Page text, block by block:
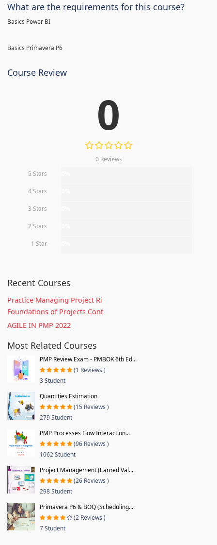
What are the requirements for this course?
Basics Power BI
Basics Primavera P6
Course Review
0
0 Reviews
5 Stars
4 Stars
3 Stars
2 Stars
1 Star
Recent Courses
Practice Managing Project Ri
Foundations of Projects Cont
AGILE IN PMP 2022
Most Related Courses
PMP Review Exam - PMBOK 6th Ed...
(1 Reviews )
3 Student
Quantities Estimation
(15 Reviews )
279 Student
PMP Processes Flow Interaction...
(96 Reviews )
1062 Student
Project Management (Earned Val...
(26 Reviews )
298 Student
Primavera P6 & BOQ (Scheduling...
(2 Reviews )
7 Student